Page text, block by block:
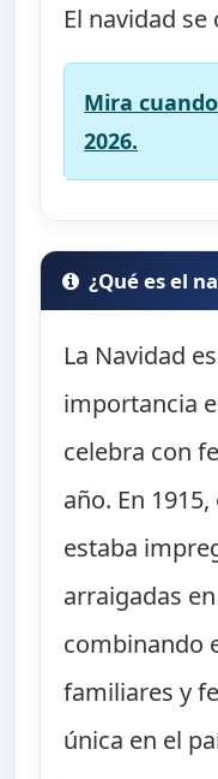
El navidad se
Mira
2026.
¿Qué es el
La Navidad
importancia
celebra con
año. En
estaba
arraigadas
combinando
familiares y
única en el